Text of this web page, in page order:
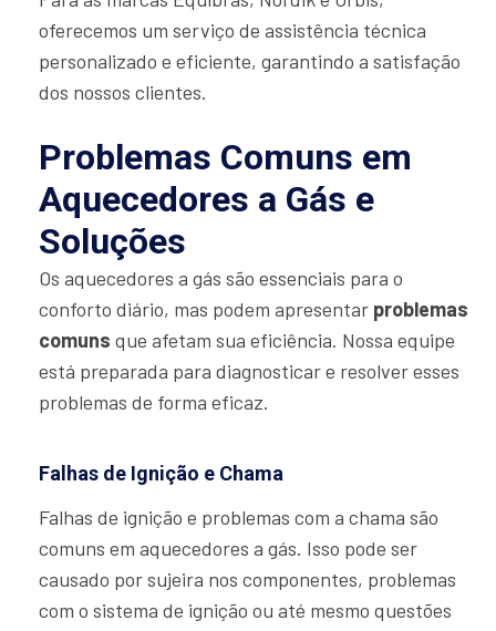
oferecemos um serviço de assistência técnica
personalizado e eficiente, garantindo a satisfação
dos nossos clientes.
Problemas Comuns em
Aquecedores a Gás e
Soluções
Os aquecedores a gás são essenciais para o
conforto diário, mas podem apresentar problemas
comuns que afetam sua eficiência. Nossa equipe
está preparada para diagnosticar e resolver esses
problemas de forma eficaz.
Falhas de Ignição e Chama
Falhas de ignição e problemas com a chama são
comuns em aquecedores a gás. Isso pode ser
causado por sujeira nos componentes, problemas
com o sistema de ignição ou até mesmo questões